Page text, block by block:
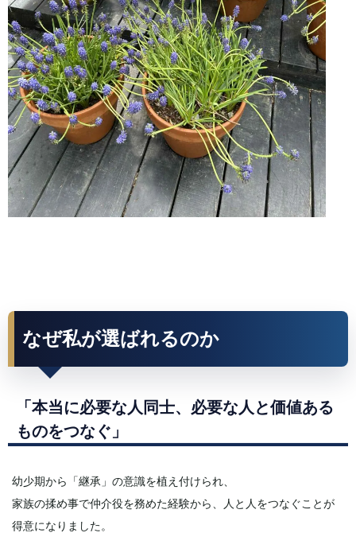
なぜ私が選ばれるのか
「本当に必要な人同士、必要な人と価値ある
ものをつなぐ」
幼少期から「継承」の意識を植え付けられ、
家族の揉め事で仲介役を務めた経験から、人と人をつなぐことが
得意になりました。